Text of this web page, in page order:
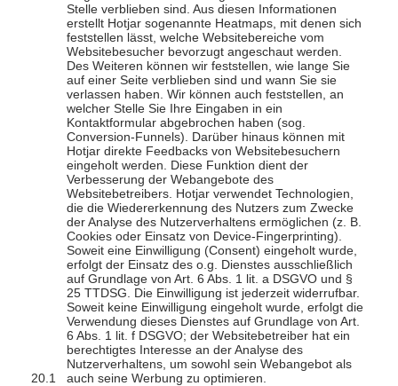
Stelle verblieben sind. Aus diesen Informationen
erstellt Hotjar sogenannte Heatmaps, mit denen sich
feststellen lässt, welche Websitebereiche vom
Websitebesucher bevorzugt angeschaut werden.
Des Weiteren können wir feststellen, wie lange Sie
auf einer Seite verblieben sind und wann Sie sie
verlassen haben. Wir können auch feststellen, an
welcher Stelle Sie Ihre Eingaben in ein
Kontaktformular abgebrochen haben (sog.
Conversion-Funnels). Darüber hinaus können mit
Hotjar direkte Feedbacks von Websitebesuchern
eingeholt werden. Diese Funktion dient der
Verbesserung der Webangebote des
Websitebetreibers. Hotjar verwendet Technologien,
die die Wiedererkennung des Nutzers zum Zwecke
der Analyse des Nutzerverhaltens ermöglichen (z. B.
Cookies oder Einsatz von Device-Fingerprinting).
Soweit eine Einwilligung (Consent) eingeholt wurde,
erfolgt der Einsatz des o.g. Dienstes ausschließlich
auf Grundlage von Art. 6 Abs. 1 lit. a DSGVO und §
25 TTDSG. Die Einwilligung ist jederzeit widerrufbar.
Soweit keine Einwilligung eingeholt wurde, erfolgt die
Verwendung dieses Dienstes auf Grundlage von Art.
6 Abs. 1 lit. f DSGVO; der Websitebetreiber hat ein
berechtigtes Interesse an der Analyse des
Nutzerverhaltens, um sowohl sein Webangebot als
auch seine Werbung zu optimieren.